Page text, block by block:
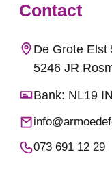
Contact
De Grote Elst
5246 JR
Bank: NL19
073 691 12 29